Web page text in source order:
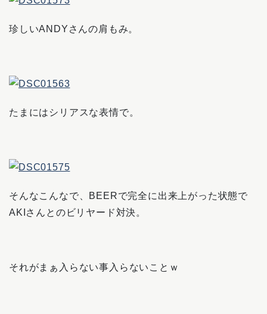
珍しいANDYさんの肩もみ。
たまにはシリアスな表情で。
そんなこんなで、BEERで完全に出来上がった状態で
AKIさんとのビリヤード対決。
それがまぁ入らない事入らないことｗ